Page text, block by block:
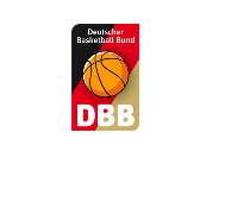
Suchvorschläge